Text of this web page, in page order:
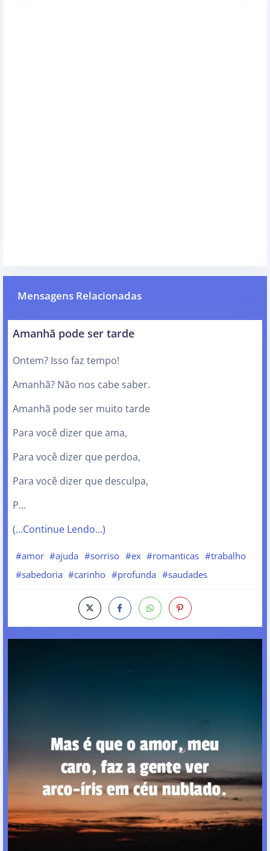
Mensagens Relacionadas
Amanhã pode ser tarde
Ontem? Isso faz tempo!
Amanhã? Não nos cabe saber.
Amanhã pode ser muito tarde
Para você dizer que ama,
Para você dizer que perdoa,
Para você dizer que desculpa,
P…
(…Continue Lendo…)
#amor #ajuda #sorriso #ex #romanticas #trabalho
#sabedoria #carinho #profunda #saudades